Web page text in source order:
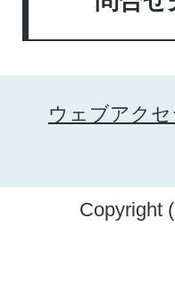
ウェブアク
Copyright